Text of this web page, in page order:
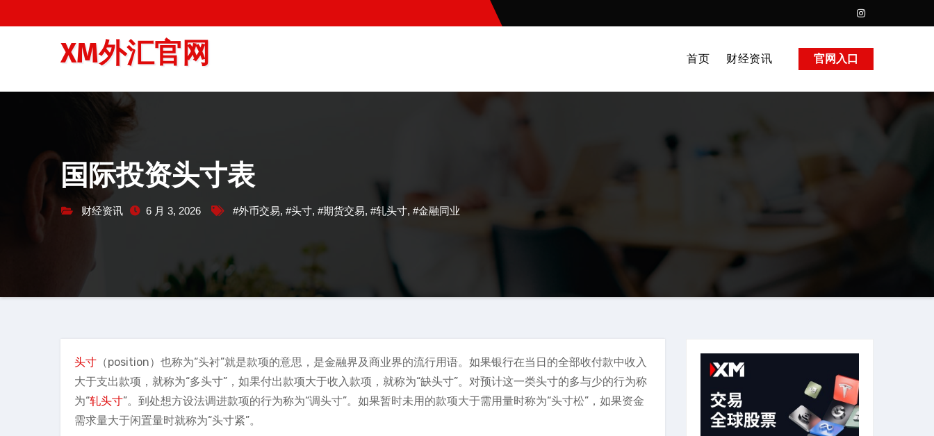
至
XM外汇官网 首页 财经资讯 官网入口
国际投资头寸表
财经资讯 6 月 3, 2026 #外币交易, #头寸, #期货交易, #轧头寸, #金融同业
头寸 （position）也称为“头衬”就是款项的意思，是金融界及商业界的流行用语。如果银行在当日的全部收付款中收入
大于支出款项，就称为“多头寸”，如果付出款项大于收入款项，就称为“缺头寸”。对预计这一类头寸的多与少的行为称
为“轧头寸”。到处想方设法调进款项的行为称为“调头寸”。如果暂时未用的款项大于需用量时称为“头寸松”，如果资金
需求量大于闲置量时就称为“头寸紧”。